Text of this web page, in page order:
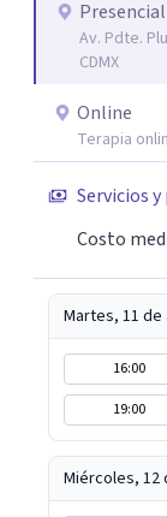
Presencial
Av. Pdte.
CDMX
Online
Terapia
Servicios
Costo
Martes, 11
16:00
19:00
Miércoles, 12